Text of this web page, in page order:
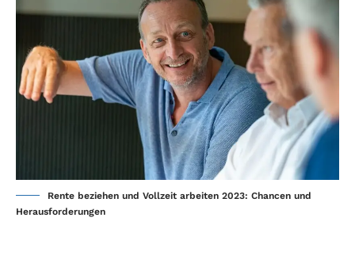
Rente beziehen und Vollzeit arbeiten 2023: Chancen und
Herausforderungen